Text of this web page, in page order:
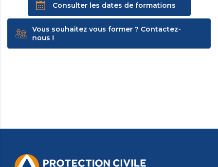
Consulter les dates de formations
Vous souhaitez vous former ? Contactez-
nous !